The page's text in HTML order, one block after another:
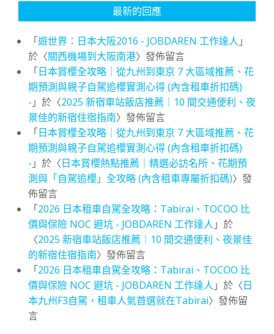
最新的回應
「遊世界：日本大阪2016 - JOBDAREN 工作達人 」
於〈關西機場到大阪南港〉發佈留言
「日本賞櫻全攻略｜從九州到東京 7 大區域推薦、花
期預測與親子自駕追櫻實測心得 (內含租車折扣碼)
- 」於〈2025 新宿車站飯店推薦｜10 間交通便利、夜
景佳的新宿住宿指南〉發佈留言
「日本賞櫻全攻略｜從九州到東京 7 大區域推薦、花
期預測與親子自駕追櫻實測心得 (內含租車折扣碼)
- 」於〈日本賞櫻熱點推薦｜精選必訪名所、花期預
測與「自駕追櫻」全攻略 (內含租車專屬折扣碼)〉發
佈留言
「2026 日本租車自駕全攻略：Tabirai、TOCOO 比
價與保險 NOC 避坑 - JOBDAREN 工作達人 」於
〈2025 新宿車站飯店推薦｜10 間交通便利、夜景佳
的新宿住宿指南〉發佈留言
「2026 日本租車自駕全攻略：Tabirai、TOCOO 比
價與保險 NOC 避坑 - JOBDAREN 工作達人 」於〈日
本九州F3自駕，租車人氣首選就在Tabirai〉發佈留
言